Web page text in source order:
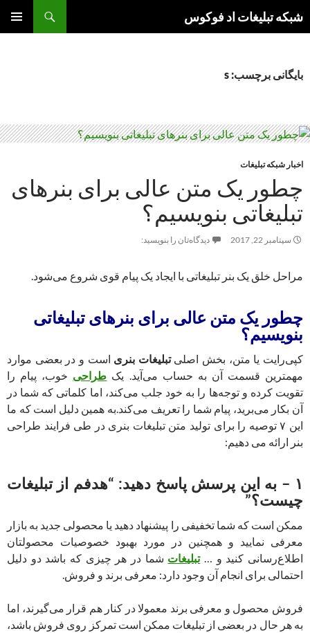
شبکه تبلیغات اد فوکوس
بایگانی برچسب: s
اخبار شبکه تبلیغات
چطور یک متن عالی برای بنرهای
تبلیغاتی بنویسیم؟
سپتامبر 22, 2017 دیدگاه‌تان را بنویسید:
مراحل خلق یک بنر تبلیغاتی با ایجاد یک پیام قوی شروع می‌شود.
چطور یک متن عالی برای بنرهای تبلیغاتی
بنویسیم؟
کپی‌رایت یا متن، بخش اصلیتبلیغات بنری است و در بعضی موارد
مهمترین قسمت آن به حساب می‌آید. یک طراحی خوب، پیام را
تقویت کرده و توجه‌ها را به خود جلب می‌کند، اما کلماتی که شما در
آن بکار می‌برید، پیام شما را تعریف می‌کند.به همین دلیل است که ما
این ٧ توصیه را برای تولید متن تبلیغات بنری در طی فرایند طراحی
بنر ارائه می دهیم:
۱ – به این پرسش پاسخ دهید: “هدفم از تبلیغات
چیست؟”
ممکن است که شما تخفیفی را پیشنهاد دهید یا محصولی جدید به بازار
معرفی نمایید و همچنین در مورد بهبود خصوصیات محصولتان
اطلاع‌رسانی کنید و …تبلیغات شما در هر چیزی که باشد دو دلیل
احتمالی برای انجام آن وجود دارد: معرفی برند و فروش.
فروش محصول و معرفی برند معمولا در کنار هم قرار می‌گیرند، اما
به هر حال در بعضی از تبلیغات ممکن است تمرکز روی فروش باشد،